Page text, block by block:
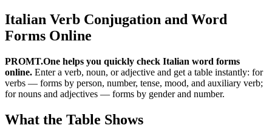
Italian Verb Conjugation and Word
Forms Online
PROMT.One helps you quickly check Italian word forms
online. Enter a verb, noun, or adjective and get a table instantly: for
verbs — forms by person, number, tense, mood, and auxiliary verb;
for nouns and adjectives — forms by gender and number.
What the Table Shows